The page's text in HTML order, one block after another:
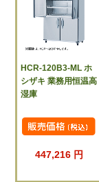
HCR-120B3-ML ホ
シザキ 業務用恒温高
湿庫
447,216 円